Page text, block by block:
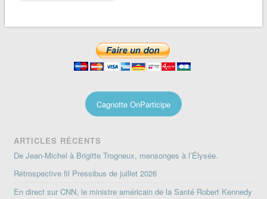
Cagnotte OnParticipe
ARTICLES RÉCENTS
De Jean-Michel à Brigitte Trogneux, mensonges à l’Élysée.
Rétrospective fil Pressibus de juillet 2026
En direct sur CNN, le ministre américain de la Santé Robert Kennedy